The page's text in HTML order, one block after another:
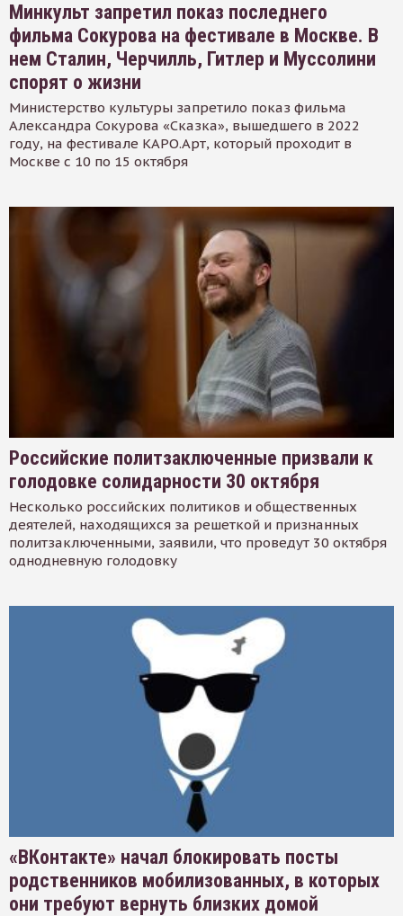
Минкульт запретил показ последнего
фильма Сокурова на фестивале в Москве. В
нем Сталин, Черчилль, Гитлер и Муссолини
спорят о жизни
Министерство культуры запретило показ фильма
Александра Сокурова «Сказка», вышедшего в 2022
году, на фестивале КАРО.Арт, который проходит в
Москве с 10 по 15 октября
Российские политзаключенные призвали к
голодовке солидарности 30 октября
Несколько российских политиков и общественных
деятелей, находящихся за решеткой и признанных
политзаключенными, заявили, что проведут 30 октября
однодневную голодовку
«ВКонтакте» начал блокировать посты
родственников мобилизованных, в которых
они требуют вернуть близких домой